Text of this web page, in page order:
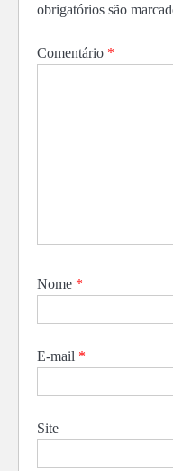
obrigatórios são
Comentário *
Nome *
E-mail *
Site